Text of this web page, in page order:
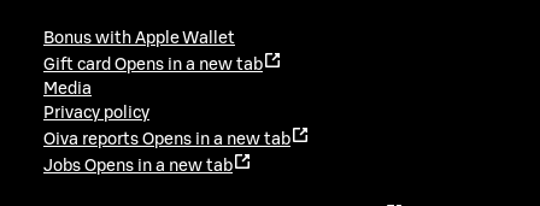
Bonus with Apple Wallet
Gift card Opens in a new tab
Media
Privacy policy
Oiva reports Opens in a new tab
Jobs Opens in a new tab